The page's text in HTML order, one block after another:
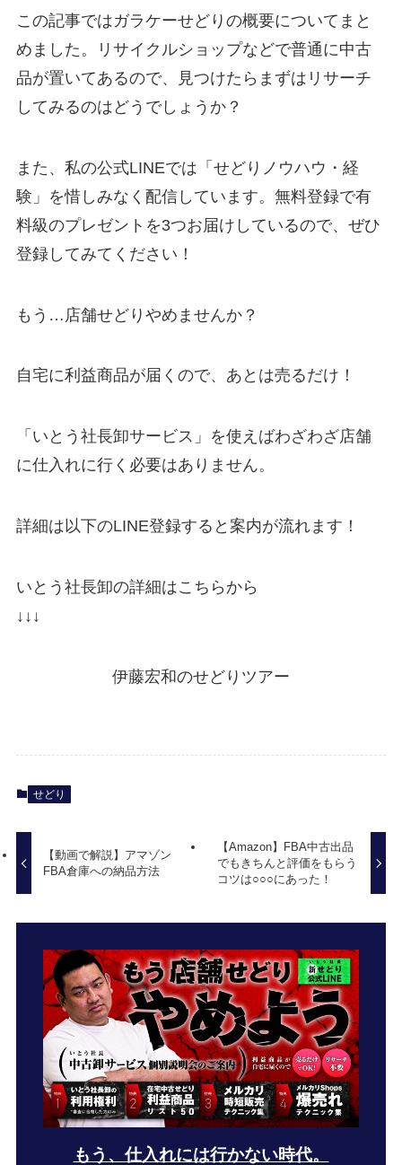
この記事ではガラケーせどりの概要についてまと
めました。リサイクルショップなどで普通に中古
品が置いてあるので、見つけたらまずはリサーチ
してみるのはどうでしょうか？
また、私の公式LINEでは「せどりノウハウ・経
験」を惜しみなく配信しています。無料登録で有
料級のプレゼントを3つお届けしているので、ぜひ
登録してみてください！
もう…店舗せどりやめませんか？
自宅に利益商品が届くので、あとは売るだけ！
「いとう社長卸サービス」を使えばわざわざ店舗
に仕入れに行く必要はありません。
詳細は以下のLINE登録すると案内が流れます！
いとう社長卸の詳細はこちらから
↓↓↓
伊藤宏和のせどりツアー
せどり
【動画で解説】アマゾン
FBA倉庫への納品方法
【Amazon】FBA中古出品
でもきちんと評価をもらう
コツは○○○にあった！
もう、仕入れには行かない時代。